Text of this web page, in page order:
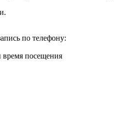
по телефону:
время посещения